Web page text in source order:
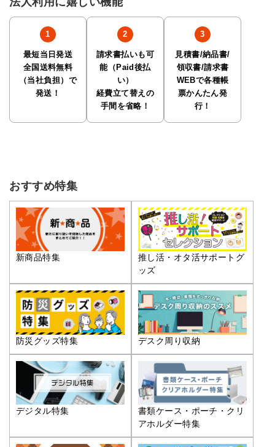
最短当日発送
全国送料無料
（当社負担）で
発送！
請求書払いも可
能（Paid後払
い）
経費立て替えの
手間を省略！
見積書/納品書/
領収書/請求書
WEBで各種帳
票かんたん発
行！
おすすめ特集
新商品特集
推し活・オタ活サポートグ
ッズ
防災グッズ特集 デスク周り収納
デジタル特集
書類ケース・ポーチ・クリ
アホルダー特集